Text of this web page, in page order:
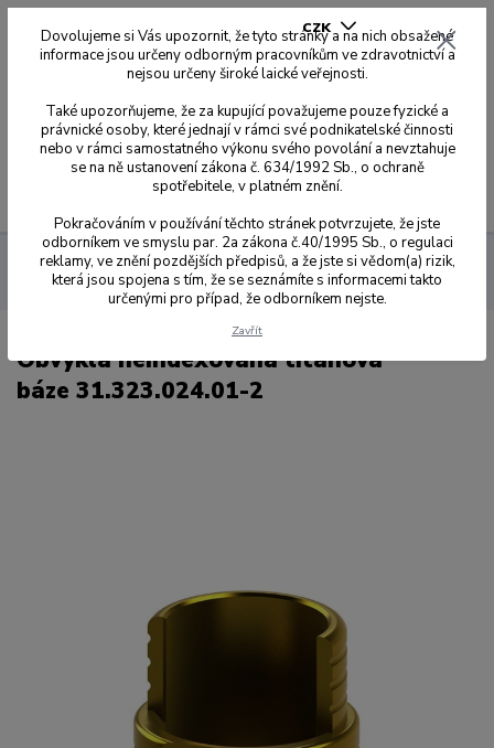
CZK
0,00 Kč
Dynamic Abutment Solution
Přehled kompatibilit dle kódů
024
Obvyklá neindexovaná titanová báze 31.323.024.01-2
Obvyklá neindexovaná titanová
báze 31.323.024.01-2
Dovolujeme si Vás upozornit, že tyto stránky a na nich obsažené
informace jsou určeny odborným pracovníkům ve zdravotnictví a
nejsou určeny široké laické veřejnosti.
Také upozorňujeme, že za kupující považujeme pouze fyzické a
právnické osoby, které jednají v rámci své podnikatelské činnosti
nebo v rámci samostatného výkonu svého povolání a nevztahuje
se na ně ustanovení zákona č. 634/1992 Sb., o ochraně
spotřebitele, v platném znění.
Pokračováním v používání těchto stránek potvrzujete, že jste
odborníkem ve smyslu par. 2a zákona č.40/1995 Sb., o regulaci
reklamy, ve znění pozdějších předpisů, a že jste si vědom(a) rizik,
která jsou spojena s tím, že se seznámíte s informacemi takto
určenými pro případ, že odborníkem nejste.
Zavřít